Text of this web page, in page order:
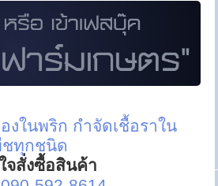
งในพริก กำจัดเชื้อราใน
ชทุกชนิด
จสั่งซื้อสินค้า